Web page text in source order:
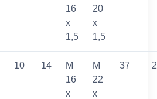
16
x
1,5
20
x
1,5
10 14
M
16
x
M
22
x
37